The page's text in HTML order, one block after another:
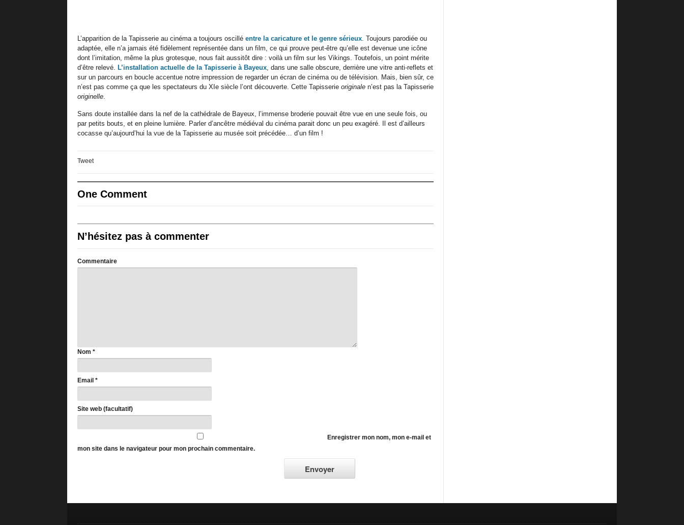
L’apparition de la Tapisserie au cinéma a toujours oscillé entre la caricature et le genre sérieux. Toujours parodiée ou
adaptée, elle n’a jamais été fidèlement représentée dans un film, ce qui prouve peut-être qu’elle est devenue une icône
dont l’imitation, même la plus grotesque, nous fait aussitôt dire : voilà un film sur les Vikings. Toutefois, un point mérite
d’être relevé. L’installation actuelle de la Tapisserie à Bayeux, dans une salle obscure, derrière une vitre anti-reflets et
sur un parcours en boucle accentue notre impression de regarder un écran de cinéma ou de télévision. Mais, bien sûr, ce
n’est pas comme ça que les spectateurs du XIe siècle l’ont découverte. Cette Tapisserie originale n’est pas la Tapisserie
originelle.
Sans doute installée dans la nef de la cathédrale de Bayeux, l’immense broderie pouvait être vue en une seule fois, ou
par petits bouts, et en pleine lumière. Parler d’ancêtre médiéval du cinéma parait donc un peu exagéré. Il est d’ailleurs
cocasse qu’aujourd’hui la vue de la Tapisserie au musée soit précédée… d’un film !
Tweet
One Comment
N’hésitez pas à commenter
Commentaire
Nom *
Email *
Site web (facultatif)
Enregistrer mon nom, mon e-mail et
mon site dans le navigateur pour mon prochain commentaire.